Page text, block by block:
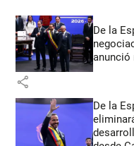
De la
anunció
share
De la